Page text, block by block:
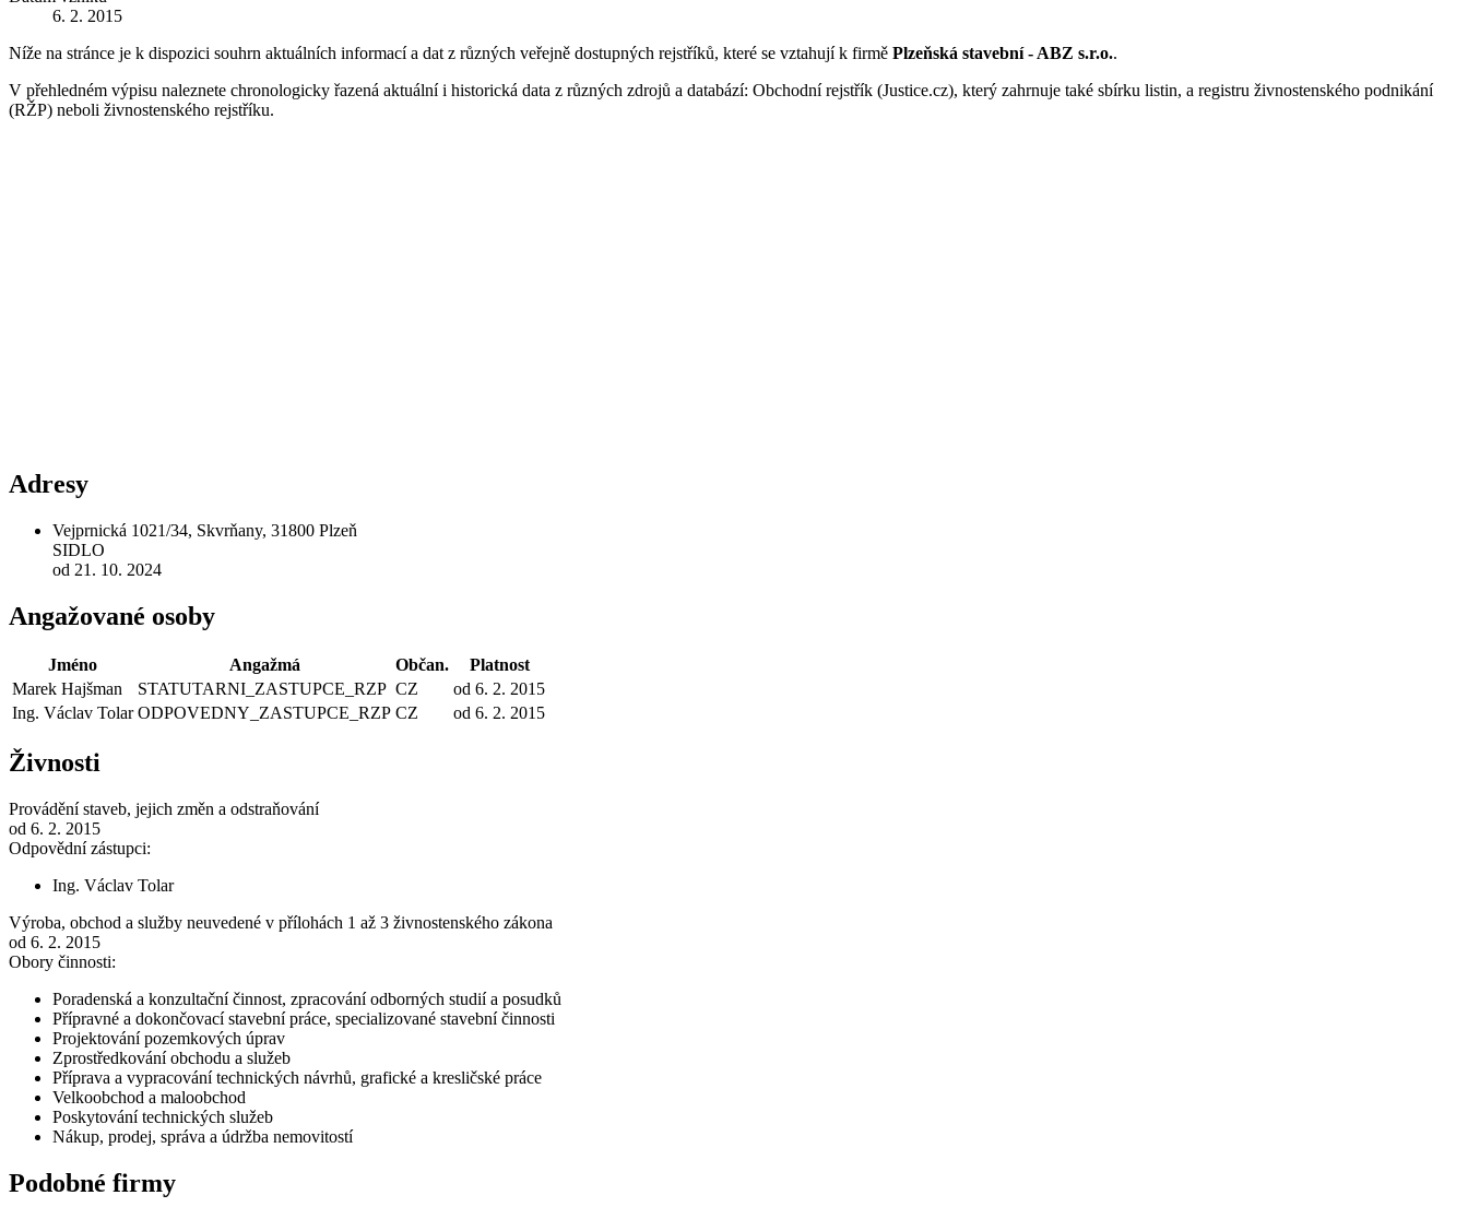
6. 2. 2015
Níže na stránce je k dispozici souhrn aktuálních informací a dat z různých veřejně dostupných rejstříků, které se vztahují k firmě Plzeňská stavební - ABZ s.r.o..
V přehledném výpisu naleznete chronologicky řazená aktuální i historická data z různých zdrojů a databází: Obchodní rejstřík (Justice.cz), který zahrnuje také sbírku listin, a registru živnostenského podnikání
(RŽP) neboli živnostenského rejstříku.
Adresy
Vejprnická 1021/34, Skvrňany, 31800 Plzeň
SIDLO
od 21. 10. 2024
Angažované osoby
Jméno Angažmá Občan.
Platnost
Marek Hajšman
STATUTARNI_ZASTUPCE_RZP CZ
od 6. 2. 2015
Ing. Václav Tolar ODPOVEDNY_ZASTUPCE_RZP CZ od 6. 2. 2015
Živnosti
Provádění staveb, jejich změn a odstraňování
od 6. 2. 2015
Odpovědní zástupci:
Ing. Václav Tolar
Výroba, obchod a služby neuvedené v přílohách 1 až 3 živnostenského zákona
od 6. 2. 2015
Obory činnosti:
Poradenská a konzultační činnost, zpracování odborných studií a posudků
Přípravné a dokončovací stavební práce, specializované stavební činnosti
Projektování pozemkových úprav
Zprostředkování obchodu a služeb
Příprava a vypracování technických návrhů, grafické a kresličské práce
Velkoobchod a maloobchod
Poskytování technických služeb
Nákup, prodej, správa a údržba nemovitostí
Podobné firmy